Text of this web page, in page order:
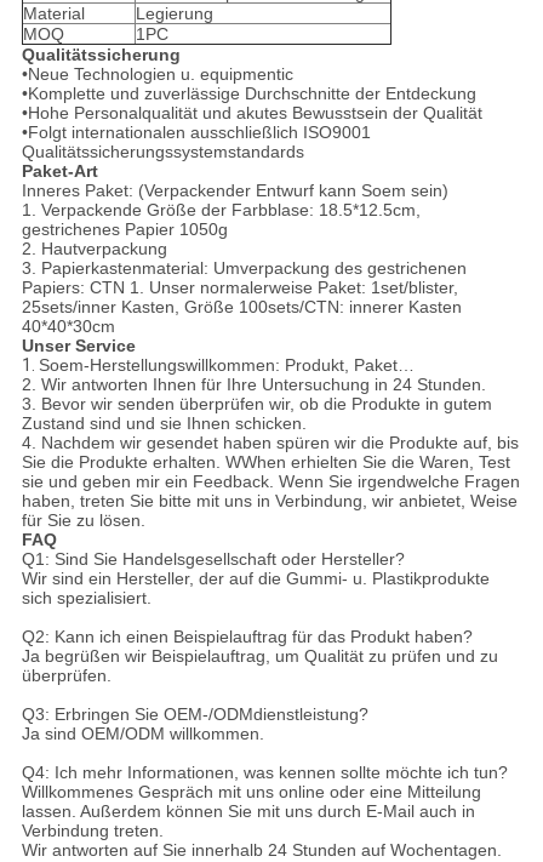
Material
Legierung
MOQ
1PC
Qualitätssicherung
•Neue Technologien u. equipmentic
•Komplette und zuverlässige Durchschnitte der Entdeckung
•Hohe Personalqualität und akutes Bewusstsein der Qualität
•Folgt internationalen ausschließlich ISO9001
Qualitätssicherungssystemstandards
Paket-Art
Inneres Paket: (Verpackender Entwurf kann Soem sein)
1. Verpackende Größe der Farbblase: 18.5*12.5cm,
gestrichenes Papier 1050g
2. Hautverpackung
3. Papierkastenmaterial: Umverpackung des gestrichenen
Papiers: CTN 1. Unser normalerweise Paket: 1set/blister,
25sets/inner Kasten, Größe 100sets/CTN: innerer Kasten
40*40*30cm
Unser Service
1. Soem-Herstellungswillkommen: Produkt, Paket…
2. Wir antworten Ihnen für Ihre Untersuchung in 24 Stunden.
3. Bevor wir senden überprüfen wir, ob die Produkte in gutem
Zustand sind und sie Ihnen schicken.
4. Nachdem wir gesendet haben spüren wir die Produkte auf, bis
Sie die Produkte erhalten. WWhen erhielten Sie die Waren, Test
sie und geben mir ein Feedback. Wenn Sie irgendwelche Fragen
haben, treten Sie bitte mit uns in Verbindung, wir anbietet, Weise
für Sie zu lösen.
FAQ
Q1: Sind Sie Handelsgesellschaft oder Hersteller?
Wir sind ein Hersteller, der auf die Gummi- u. Plastikprodukte
sich spezialisiert.
Q2: Kann ich einen Beispielauftrag für das Produkt haben?
Ja begrüßen wir Beispielauftrag, um Qualität zu prüfen und zu
überprüfen.
Q3: Erbringen Sie OEM-/ODMdienstleistung?
Ja sind OEM/ODM willkommen.
Q4: Ich mehr Informationen, was kennen sollte möchte ich tun?
Willkommenes Gespräch mit uns online oder eine Mitteilung
lassen. Außerdem können Sie mit uns durch E-Mail auch in
Verbindung treten.
Wir antworten auf Sie innerhalb 24 Stunden auf Wochentagen.